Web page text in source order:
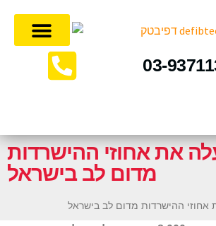
03-
את אחוזי ההישרדות
מדום לב בישראל
אחוזי ההישרדות מדום לב בישראל